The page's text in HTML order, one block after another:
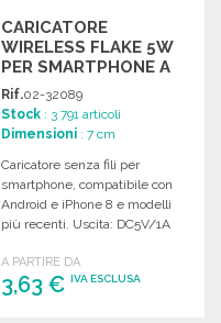
CARICATORE
WIRELESS FLAKE 5W
PER SMARTPHONE A
PREZZI
ALL'INGROSSO
Rif.02-32089
Stock : 3 791 articoli
Dimensioni : 7 cm
Caricatore senza fili per
smartphone, compatibile con
Android e iPhone 8 e modelli
più recenti. Uscita: DC5V/1A
A PARTIRE DA
3,63 €IVA ESCLUSA